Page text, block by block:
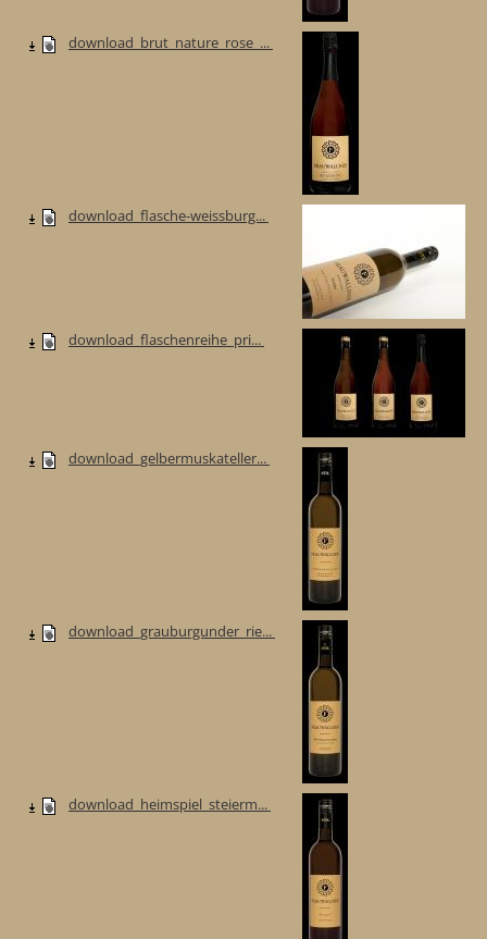
download_brut_nature_rose_...
download_flasche-weissburg...
download_flaschenreihe_pri...
download_gelbermuskateller...
download_grauburgunder_rie...
download_heimspiel_steierm...